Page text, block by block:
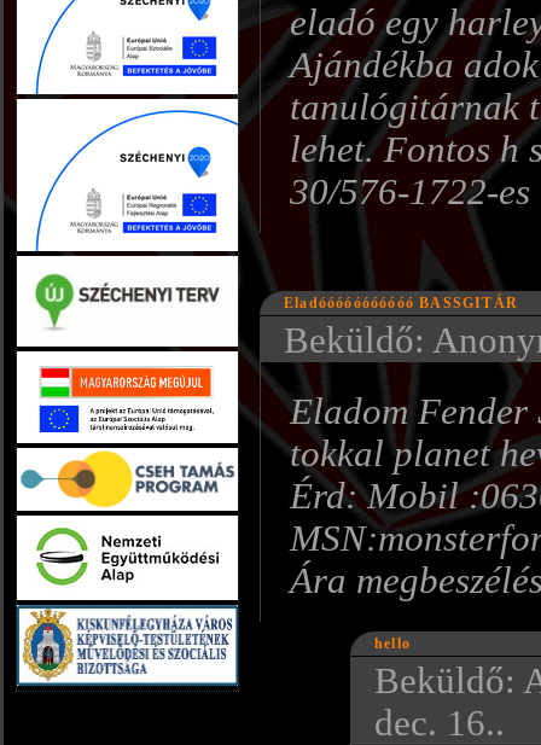
eladó egy
Ajándékba
tanulógitárnak
lehet. Fontos h
30/576-1722-es
Eladóóóóóóóóóóó BASSGITÁR
Beküldő:
Eladom Fender
tokkal planet
Érd: Mobil
Ára
hello
Beküldő:
dec. 16..